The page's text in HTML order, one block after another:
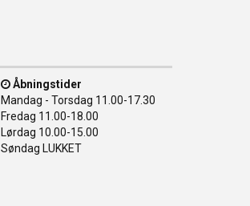
Åbningstider
Mandag - Torsdag 11.00-17.30
Fredag 11.00-18.00
Lørdag 10.00-15.00
Søndag LUKKET